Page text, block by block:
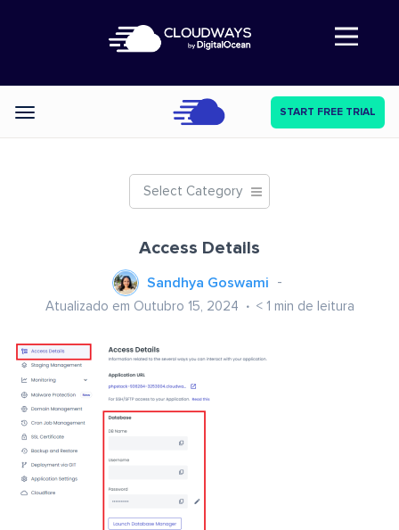
Abre a navegação
Categories START FREE TRIAL
Select Category
Access Details
Sandhya Goswami
Atualizado em Outubro 15, 2024 < 1 min de leitura